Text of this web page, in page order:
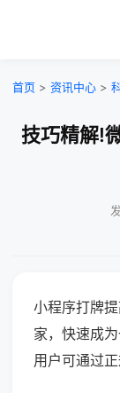
首页 > 资讯中心 >
技巧精解!
小程序打牌
家，快速成
用户可通过正